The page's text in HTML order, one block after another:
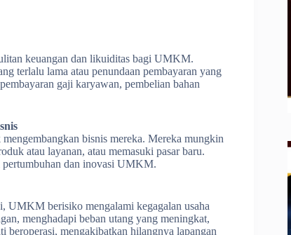
keuangan dan likuiditas bagi UMKM.
terlalu lama atau penundaan pembayaran yang
gaji karyawan, pembelian bahan
bisnis mereka. Mereka mungkin
atau layanan, atau memasuki pasar baru.
pertumbuhan dan inovasi UMKM.
UMKM berisiko mengalami kegagalan usaha
menghadapi beban utang yang meningkat,
mengakibatkan hilangnya lapangan